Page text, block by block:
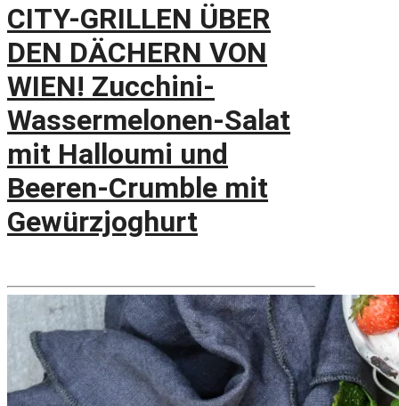
CITY-GRILLEN ÜBER
DEN DÄCHERN VON
WIEN! Zucchini-
Wassermelonen-Salat
mit Halloumi und
Beeren-Crumble mit
Gewürzjoghurt